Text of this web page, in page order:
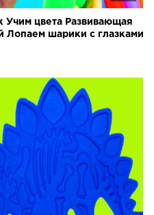
цвета Развивающая
Лопаем шарики с глазками